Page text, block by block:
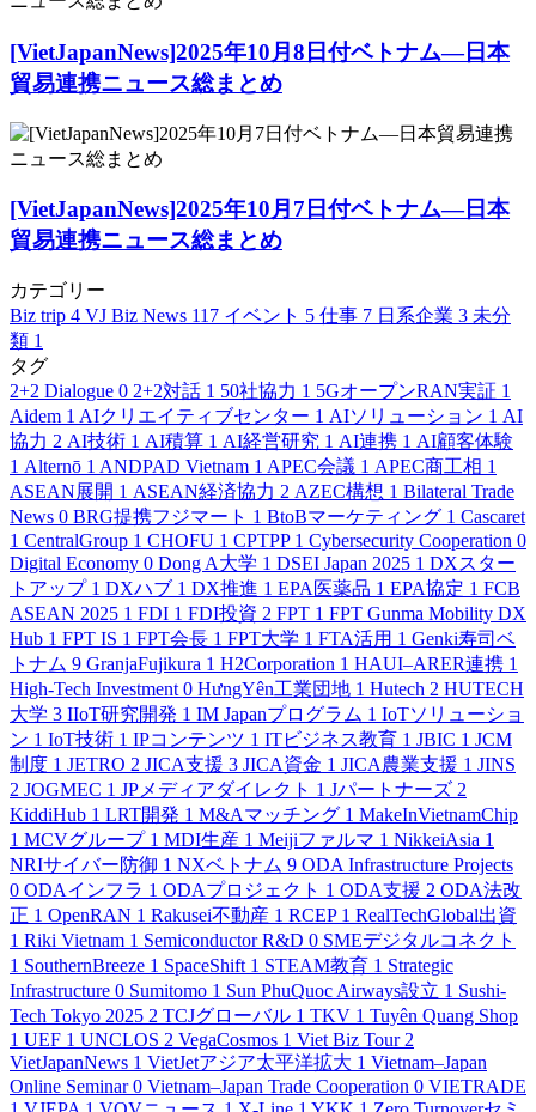
[VietJapanNews]2025年10月8日付ベトナム―日本
貿易連携ニュース総まとめ
[VietJapanNews]2025年10月7日付ベトナム―日本
貿易連携ニュース総まとめ
カテゴリー
Biz trip 4 VJ Biz News 117 イベント 5 仕事 7 日系企業 3 未分
類 1
タグ
2+2 Dialogue 0 2+2対話 1 50社協力 1 5GオープンRAN実証 1
Aidem 1 AIクリエイティブセンター 1 AIソリューション 1 AI
協力 2 AI技術 1 AI積算 1 AI経営研究 1 AI連携 1 AI顧客体験
1 Alternō 1 ANDPAD Vietnam 1 APEC会議 1 APEC商工相 1
ASEAN展開 1 ASEAN経済協力 2 AZEC構想 1 Bilateral Trade
News 0 BRG提携フジマート 1 BtoBマーケティング 1 Cascaret
1 CentralGroup 1 CHOFU 1 CPTPP 1 Cybersecurity Cooperation 0
Digital Economy 0 Dong A大学 1 DSEI Japan 2025 1 DXスター
トアップ 1 DXハブ 1 DX推進 1 EPA医薬品 1 EPA協定 1 FCB
ASEAN 2025 1 FDI 1 FDI投資 2 FPT 1 FPT Gunma Mobility DX
Hub 1 FPT IS 1 FPT会長 1 FPT大学 1 FTA活用 1 Genki寿司ベ
トナム 9 GranjaFujikura 1 H2Corporation 1 HAUI–ARER連携 1
High-Tech Investment 0 HưngYên工業団地 1 Hutech 2 HUTECH
大学 3 IIoT研究開発 1 IM Japanプログラム 1 IoTソリューショ
ン 1 IoT技術 1 IPコンテンツ 1 ITビジネス教育 1 JBIC 1 JCM
制度 1 JETRO 2 JICA支援 3 JICA資金 1 JICA農業支援 1 JINS
2 JOGMEC 1 JPメディアダイレクト 1 Jパートナーズ 2
KiddiHub 1 LRT開発 1 M&Aマッチング 1 MakeInVietnamChip
1 MCVグループ 1 MDI生産 1 Meijiファルマ 1 NikkeiAsia 1
NRIサイバー防御 1 NXベトナム 9 ODA Infrastructure Projects
0 ODAインフラ 1 ODAプロジェクト 1 ODA支援 2 ODA法改
正 1 OpenRAN 1 Rakusei不動産 1 RCEP 1 RealTechGlobal出資
1 Riki Vietnam 1 Semiconductor R&D 0 SMEデジタルコネクト
1 SouthernBreeze 1 SpaceShift 1 STEAM教育 1 Strategic
Infrastructure 0 Sumitomo 1 Sun PhuQuoc Airways設立 1 Sushi-
Tech Tokyo 2025 2 TCJグローバル 1 TKV 1 Tuyên Quang Shop
1 UEF 1 UNCLOS 2 VegaCosmos 1 Viet Biz Tour 2
VietJapanNews 1 VietJetアジア太平洋拡大 1 Vietnam–Japan
Online Seminar 0 Vietnam–Japan Trade Cooperation 0 VIETRADE